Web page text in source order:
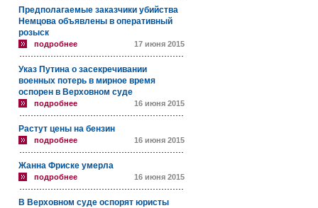
Предполагаемые заказчики убийства
Немцова объявлены в оперативный
розыск
подробнее 17 июня 2015
Указ Путина о засекречивании
военных потерь в мирное время
оспорен в Верховном суде
подробнее 16 июня 2015
Растут цены на бензин
подробнее 16 июня 2015
Жанна Фриске умерла
подробнее 16 июня 2015
В Верховном суде оспорят юристы